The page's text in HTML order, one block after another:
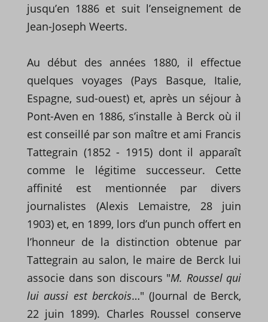
jusqu’en 1886 et suit l’enseignement de
Jean-Joseph Weerts.
Au début des années 1880, il effectue
quelques voyages (Pays Basque, Italie,
Espagne, sud-ouest) et, après un séjour à
Pont-Aven en 1886, s’installe à Berck où il
est conseillé par son maître et ami Francis
Tattegrain (1852 - 1915) dont il apparaît
comme le légitime successeur. Cette
affinité est mentionnée par divers
journalistes (Alexis Lemaistre, 28 juin
1903) et, en 1899, lors d’un punch offert en
l’honneur de la distinction obtenue par
Tattegrain au salon, le maire de Berck lui
associe dans son discours "M. Roussel qui
lui aussi est berckois…" (Journal de Berck,
22 juin 1899). Charles Roussel conserve